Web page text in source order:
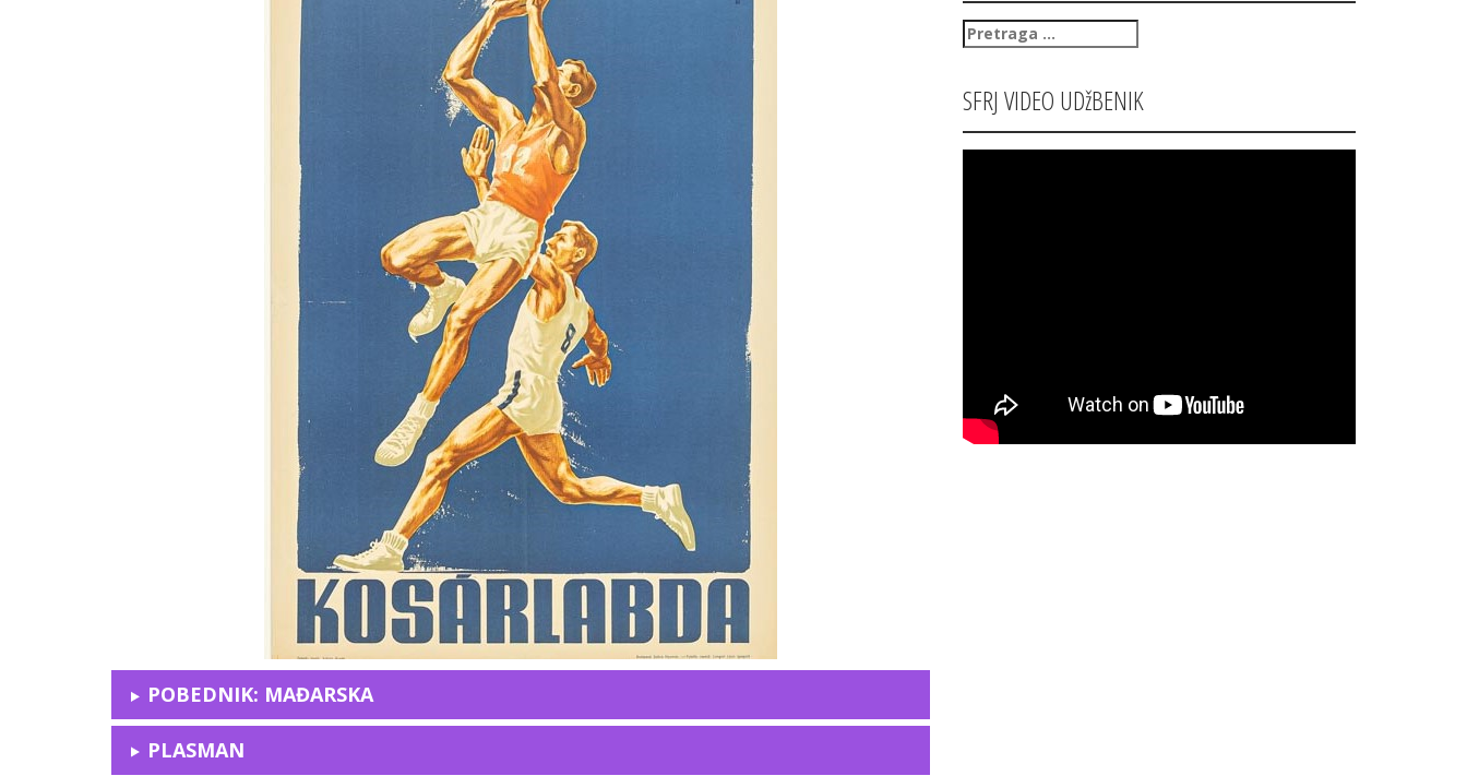
POBEDNIK: MAĐARSKA
PLASMAN
Pretraga
za:
SFRJ VIDEO UDžBENIK